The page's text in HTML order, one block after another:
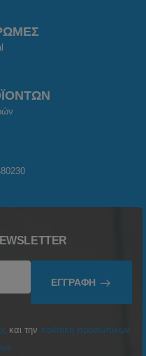
ΕΓΓΡΑΦΉ
και την πολιτική προσωπικών